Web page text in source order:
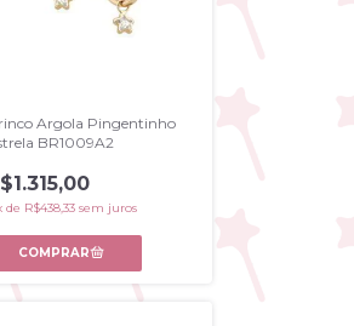
Argola Pingentinho
BR1009A2
de R$438,33 sem juros